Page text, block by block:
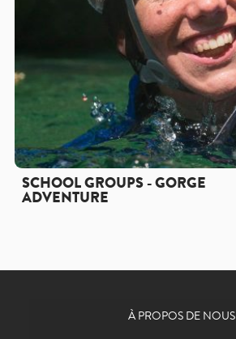
SCHOOL GROUPS - GORGE
ADVENTURE
À PROPOS DE NOUS